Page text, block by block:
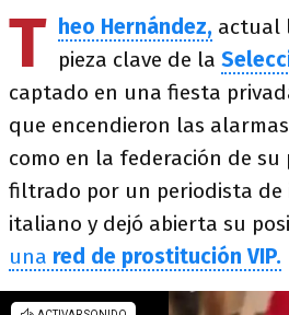
T heo Hernández, actual
pieza clave de la
captado en una fiesta
que encendieron las
como en la federación de su
filtrado por un periodista de
italiano y dejó abierta su
una red de prostitución VIP.